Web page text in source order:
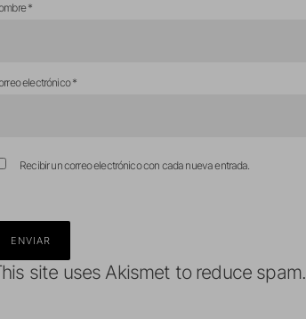
*
electrónico*
Recibir un correo electrónico con cada nueva entrada.
site uses Akismet to reduce spam.